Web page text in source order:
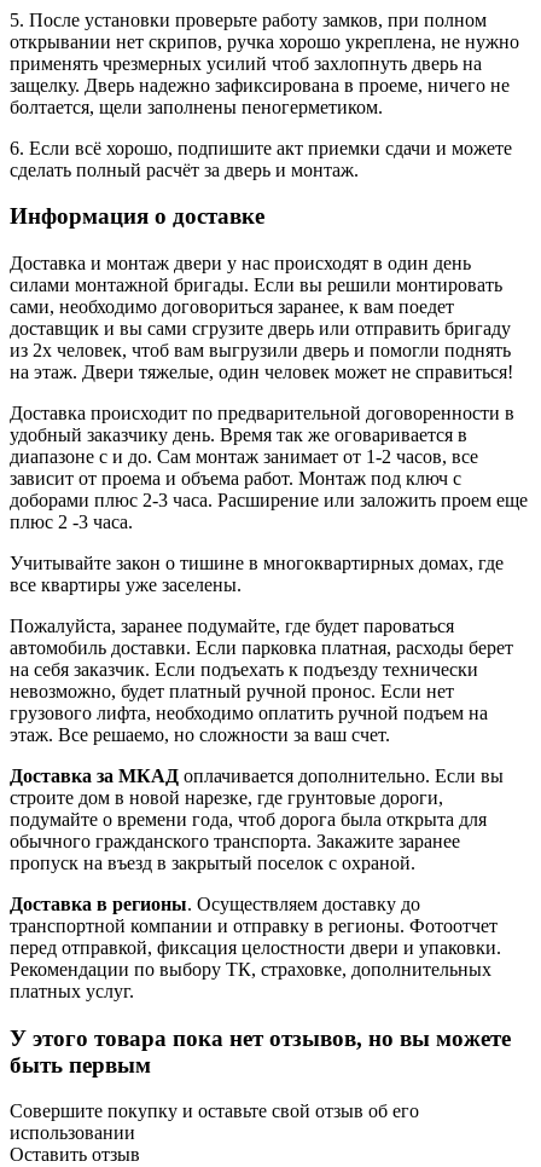
5. После установки проверьте работу замков, при полном
открывании нет скрипов, ручка хорошо укреплена, не нужно
применять чрезмерных усилий чтоб захлопнуть дверь на
защелку. Дверь надежно зафиксирована в проеме, ничего не
болтается, щели заполнены пеногерметиком.
6. Если всё хорошо, подпишите акт приемки сдачи и можете
сделать полный расчёт за дверь и монтаж.
Информация о доставке
Доставка и монтаж двери у нас происходят в один день
силами монтажной бригады. Если вы решили монтировать
сами, необходимо договориться заранее, к вам поедет
доставщик и вы сами сгрузите дверь или отправить бригаду
из 2х человек, чтоб вам выгрузили дверь и помогли поднять
на этаж. Двери тяжелые, один человек может не справиться!
Доставка происходит по предварительной договоренности в
удобный заказчику день. Время так же оговаривается в
диапазоне с и до. Сам монтаж занимает от 1-2 часов, все
зависит от проема и объема работ. Монтаж под ключ с
доборами плюс 2-3 часа. Расширение или заложить проем еще
плюс 2 -3 часа.
Учитывайте закон о тишине в многоквартирных домах, где
все квартиры уже заселены.
Пожалуйста, заранее подумайте, где будет пароваться
автомобиль доставки. Если парковка платная, расходы берет
на себя заказчик. Если подъехать к подъезду технически
невозможно, будет платный ручной пронос. Если нет
грузового лифта, необходимо оплатить ручной подъем на
этаж. Все решаемо, но сложности за ваш счет.
Доставка за МКАД оплачивается дополнительно. Если вы
строите дом в новой нарезке, где грунтовые дороги,
подумайте о времени года, чтоб дорога была открыта для
обычного гражданского транспорта. Закажите заранее
пропуск на въезд в закрытый поселок с охраной.
Доставка в регионы. Осуществляем доставку до
транспортной компании и отправку в регионы. Фотоотчет
перед отправкой, фиксация целостности двери и упаковки.
Рекомендации по выбору ТК, страховке, дополнительных
платных услуг.
У этого товара пока нет отзывов, но вы можете
быть первым
Совершите покупку и оставьте свой отзыв об его
использовании
Оставить отзыв